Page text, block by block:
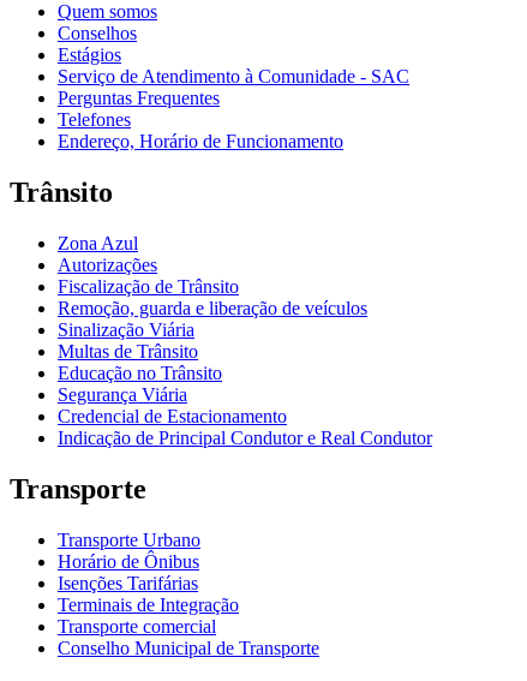
Quem somos
Conselhos
Estágios
Serviço de Atendimento à Comunidade - SAC
Perguntas Frequentes
Telefones
Endereço, Horário de Funcionamento
Trânsito
Zona Azul
Autorizações
Fiscalização de Trânsito
Remoção, guarda e liberação de veículos
Sinalização Viária
Multas de Trânsito
Educação no Trânsito
Segurança Viária
Credencial de Estacionamento
Indicação de Principal Condutor e Real Condutor
Transporte
Transporte Urbano
Horário de Ônibus
Isenções Tarifárias
Terminais de Integração
Transporte comercial
Conselho Municipal de Transporte